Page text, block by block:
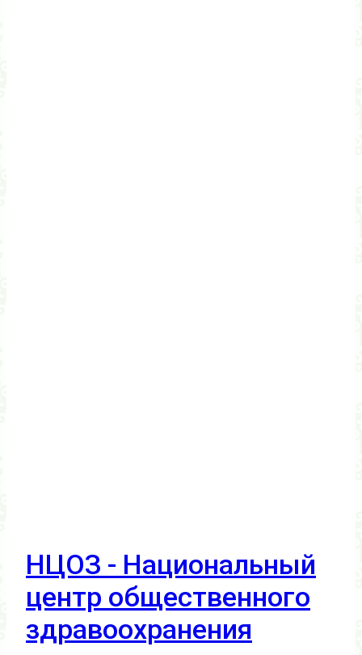
НЦОЗ - Национальный
центр общественного
здравоохранения